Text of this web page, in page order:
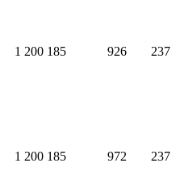
1 200 185 926 237
1 200 185 972 237